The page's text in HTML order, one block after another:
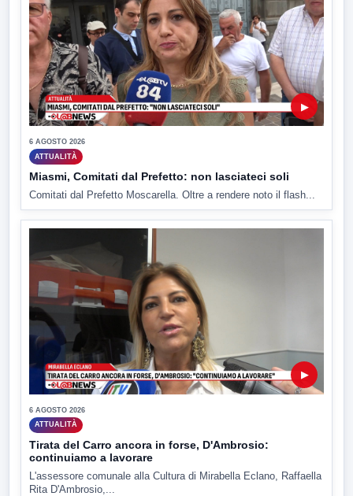
▶
6 AGOSTO 2026
ATTUALITÀ
Miasmi, Comitati dal Prefetto: non lasciateci soli
Comitati dal Prefetto Moscarella. Oltre a rendere noto il flash...
▶
6 AGOSTO 2026
ATTUALITÀ
Tirata del Carro ancora in forse, D'Ambrosio:
continuiamo a lavorare
L'assessore comunale alla Cultura di Mirabella Eclano, Raffaella
Rita D'Ambrosio,...